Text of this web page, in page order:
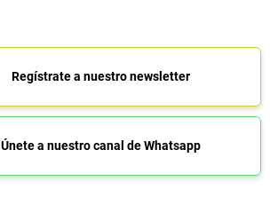
Regístrate a nuestro newsletter
Únete a nuestro canal de Whatsapp